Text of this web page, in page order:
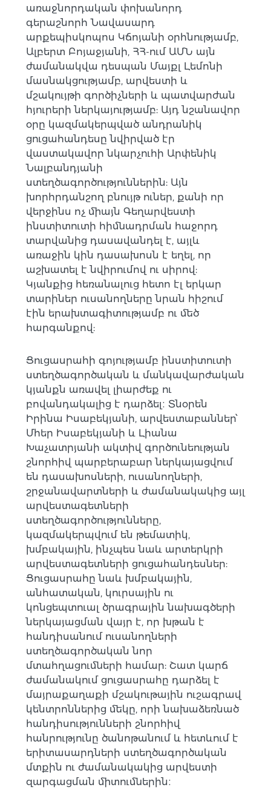
առաջնորդական փոխանորդ
գերաշնորհ Նավասարդ
արքեպիսկոպոս Կճոյանի օրհնությամբ,
Ալբերտ Բոյաջյանի, ՀՀ-ում ԱՄՆ այն
ժամանակվա դեսպան Մայքլ Լեմոնի
մասնակցությամբ, արվեստի և
մշակույթի գործիչների և պատվարժան
հյուրերի ներկայությամբ: Այդ նշանավոր
օրը կազմակերպված անդրանիկ
ցուցահանդեսը նվիրված էր
վաստակավոր նկարչուհի Արփենիկ
Նալբանդյանի
ստեղծագործություններին: Այն
խորհրդանշող բնույթ ուներ, քանի որ
վերջինս ոչ միայն Գեղարվեստի
ինստիտուտի հիմնադրման հաջորդ
տարվանից դասավանդել է, այլև
առաջին կին դասախոսն է եղել, որ
աշխատել է նվիրումով ու սիրով:
Կյանքից հեռանալուց հետո էլ երկար
տարիներ ուսանողները նրան հիշում
էին երախտագիտությամբ ու մեծ
հարգանքով:
Ցուցասրահի գոյությամբ ինստիտուտի
ստեղծագործական և մանկավարժական
կյանքն առավել լիարժեք ու
բովանդակալից է դարձել։ Տնօրեն
Իրինա Իսաբեկյանի, արվեստաբաններ՝
Մհեր Իսաբեկյանի և Լիանա
Խաչատրյանի ակտիվ գործունեության
շնորհիվ պարբերաբար ներկայացվում
են դասախոսների, ուսանողների,
շրջանավարտների և ժամանակակից այլ
արվեստագետների
ստեղծագործությունները,
կազմակերպվում են թեմատիկ,
խմբակային, ինչպես նաև արտերկրի
արվեստագետների ցուցահանդեսներ:
Ցուցասրահը նաև խմբակային,
անհատական, կուրսային ու
կոնցեպտուալ ծրագրային նախագծերի
ներկայացման վայր է, որ խթան է
հանդիսանում ուսանողների
ստեղծագործական նոր
մտահղացումների համար: Շատ կարճ
ժամանակում ցուցասրահը դարձել է
մայրաքաղաքի մշակութային ուշագրավ
կենտրոններից մեկը, որի նախաձեռնած
հանդիսությունների շնորհիվ
հանրությունը ծանոթանում և հետևում է
երիտասարդների ստեղծագործական
մտքին ու ժամանակակից արվեստի
զարգացման միտումներին։